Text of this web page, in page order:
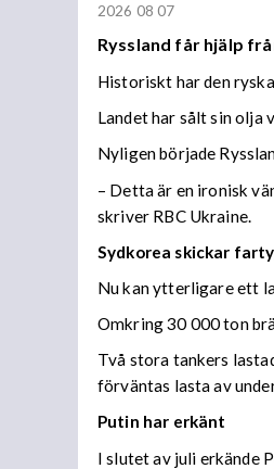
2026 08 07
Ryssland får hjälp
Historiskt har den
Landet har sålt sin olja
Nyligen började
– Detta är en ironisk
skriver RBC Ukraine.
Sydkorea skickar
Nu kan ytterligare ett
Omkring 30 000 ton
Två stora tankers
förväntas lasta av
Putin har erkänt
I slutet av juli erkände